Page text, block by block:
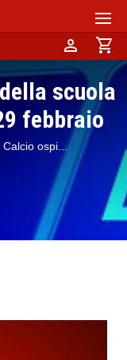
person shopping_cart
scuola
febbraio
Calcio ospi...